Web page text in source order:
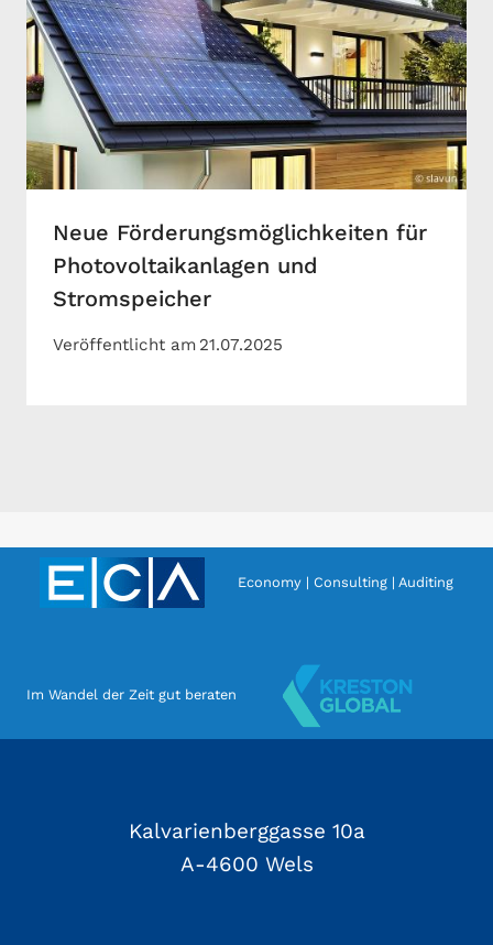
Neue Förderungsmöglichkeiten für
Photovoltaikanlagen und
Stromspeicher
Veröffentlicht am 21.07.2025
Economy | Consulting | Auditing
Im Wandel der Zeit gut beraten
Kalvarienberggasse 10a
A-4600 Wels